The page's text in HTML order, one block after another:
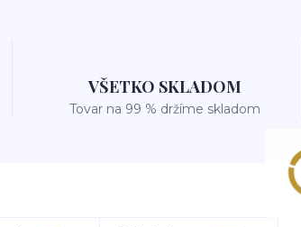
VŠETKO SKLADOM
Tovar na 99 % držíme skladom